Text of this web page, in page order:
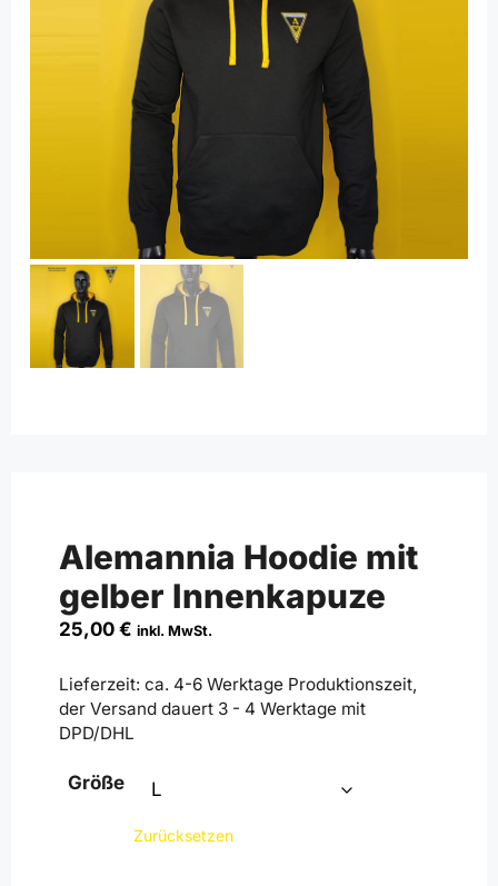
Alemannia Hoodie mit
gelber Innenkapuze
25,00 € inkl. MwSt.
Lieferzeit: ca. 4-6 Werktage Produktionszeit,
der Versand dauert 3 - 4 Werktage mit
DPD/DHL
Größe
Zurücksetzen